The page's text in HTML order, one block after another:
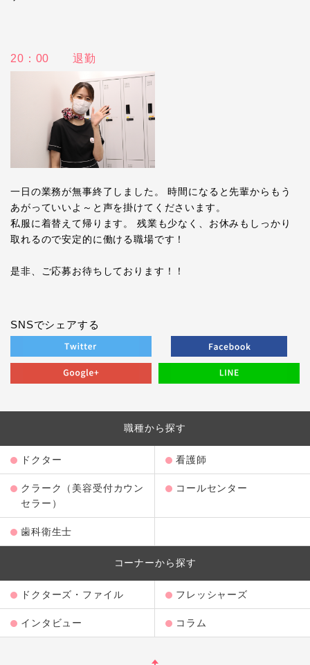
20：00 退勤
一日の業務が無事終了しました。 時間になると先輩からもう
あがっていいよ～と声を掛けてくださいます。
私服に着替えて帰ります。 残業も少なく、お休みもしっかり
取れるので安定的に働ける職場です！
是非、ご応募お待ちしております！！
SNSでシェアする
職種から探す
ドクター 看護師
クラーク（美容受付カウン
セラー）
コールセンター
歯科衛生士
コーナーから探す
ドクターズ・ファイル フレッシャーズ
インタビュー コラム